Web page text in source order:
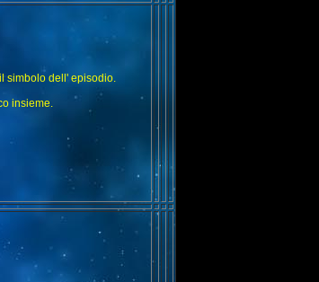
simbolo dell' episodio.
insieme.